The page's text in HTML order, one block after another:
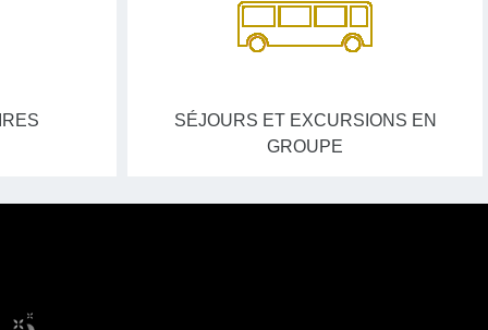
SÉJOURS ET EXCURSIONS EN
GROUPE